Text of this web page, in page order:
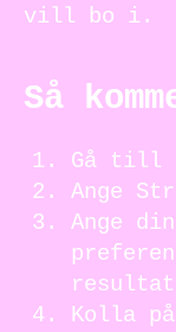
vill bo i.
Så
Gå till
Ange
Ange
Kolla